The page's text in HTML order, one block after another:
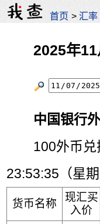
首页 >汇率
2025年
中国银行
100外币兑
23:53:35（星期
货币名称
现汇买
入价